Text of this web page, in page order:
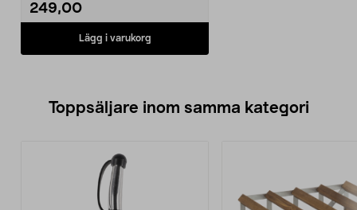
249,00
Lägg i varukorg
Toppsäljare inom samma kategori